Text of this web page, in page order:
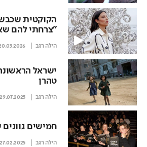
הקוקטית
"צרחתי להם
הילה רגב
ישראל
טהרן
הילה רגב 29.07.2025
חמישים גוונים
הילה רגב 27.02.2025